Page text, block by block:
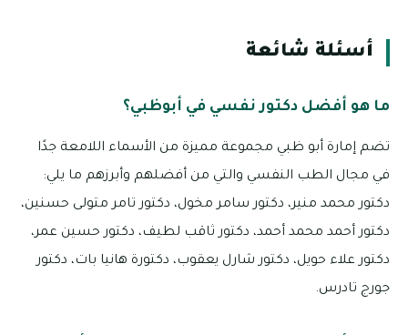
أسئلة شائعة
ما هو أفضل دكتور نفسي في أبوظبي؟
تضم إمارة أبو ظبي مجموعة مميزة من الأسماء اللامعة جدًا
في مجال الطب النفسي والتي من أفضلهم وأبرزهم ما يلي:
دكتور محمد منير، دكتور سامر مخول، دكتور تامر متولى حسنين،
دكتور أحمد محمد أحمد، دكتور ثاقب لطيف، دكتور حسين عمر،
دكتور علاء حويل، دكتور شارل يعقوب، دكتورة هانيا بات، دكتور
جورج تادرس.